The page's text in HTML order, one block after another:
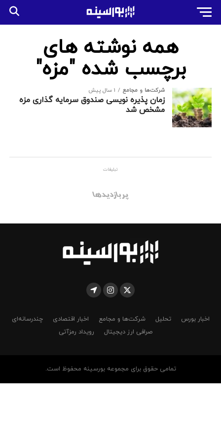
همه نوشته های
برچسب شده "مزه"
شرکت‌ها و مجامع 1 سال پیش
زمان پذیره نویسی صندوق سرمایه گذاری مزه
مشخص شد
تبلیغات
پربازدیدها
اخبار بورس تحلیل شرکت‌ها و مجامع اخبار اقتصادی
چندرسانه‌ای
صرافی ارز دیجیتال
رویداد رمزآتی
تمامی حقوق برای مجموعه بورسینه محفوظ است.